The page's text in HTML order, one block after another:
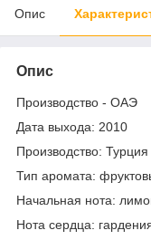
Опис
Опис
Производство - ОАЭ
Дата выхода: 2010
Производство:
Тип аромата:
Начальная нота:
Нота сердца: